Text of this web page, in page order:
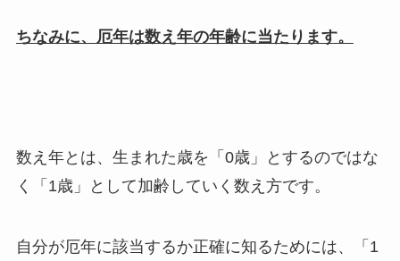
ちなみに、厄年は数え年の年齢に当たります。
数え年とは、生まれた歳を「 0歳」とするのではな
く「 1歳」として加齢していく数え方です。
自分が厄年に該当するか正確に知るためには、「 1